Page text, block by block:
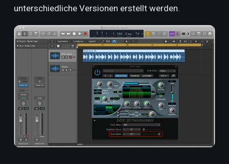
unterschiedliche Versionen erstellt werden.